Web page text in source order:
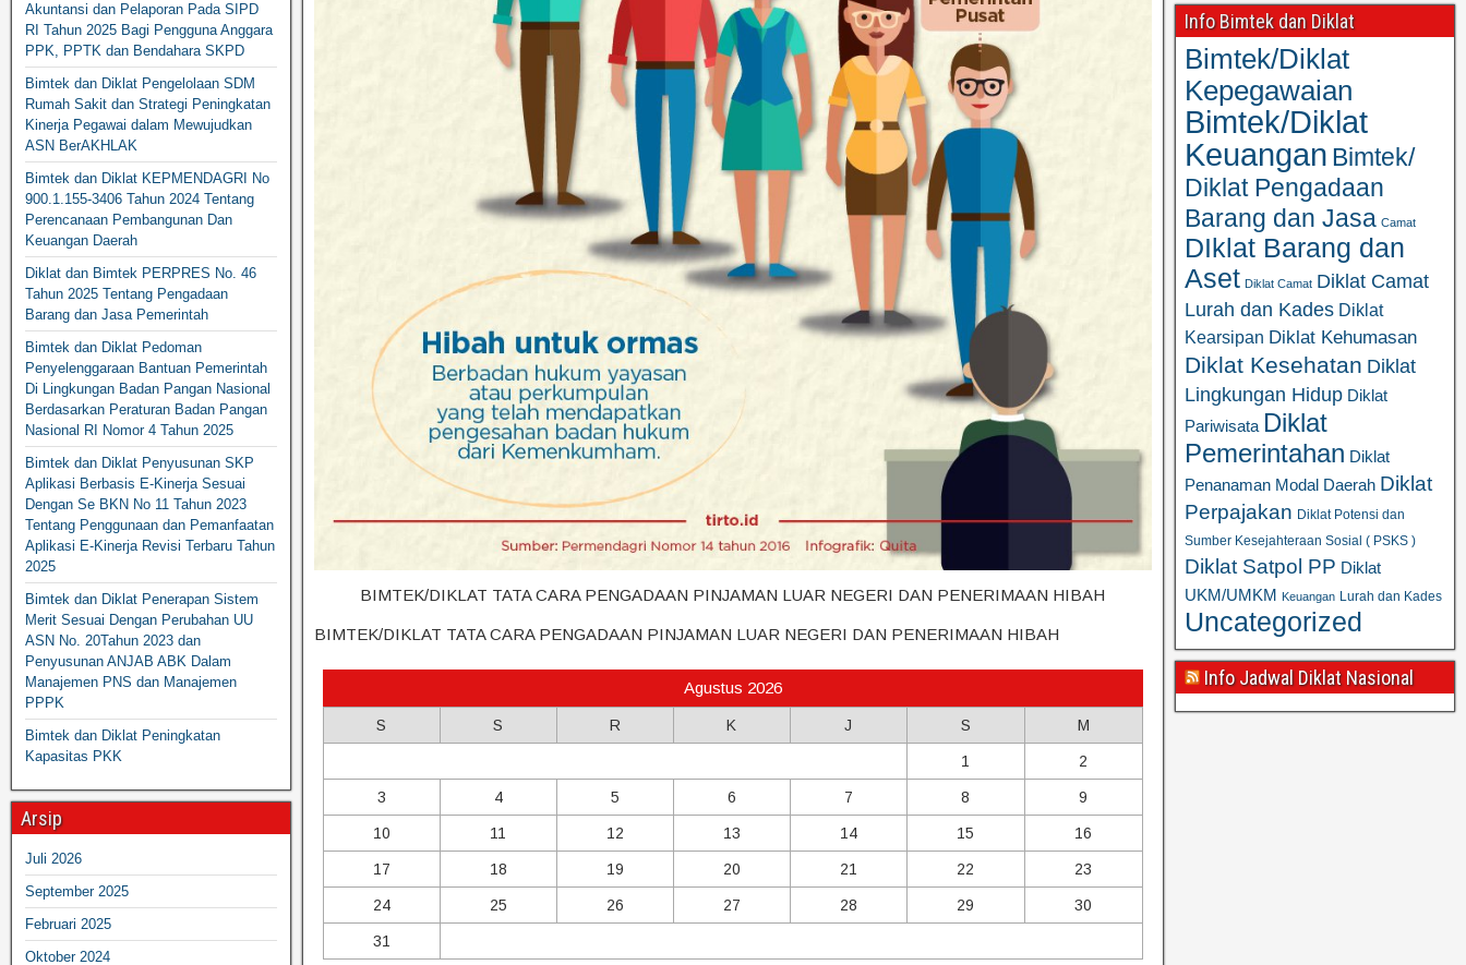
BIMTEK/DIKLAT TATA CARA PENGADAAN PINJAMAN LUAR NEGERI DAN PENERIMAAN HIBAH
BIMTEK/DIKLAT TATA CARA PENGADAAN PINJAMAN LUAR NEGERI DAN PENERIMAAN HIBAH
Agustus 2026
S S R K J S M
1 2
3 4 5 6 7 8 9
10 11 12 13 14 15 16
17 18 19 20 21 22 23
24 25 26 27 28 29 30
31
Akuntansi dan Pelaporan Pada SIPD
RI Tahun 2025 Bagi Pengguna Anggara
PPK, PPTK dan Bendahara SKPD
Bimtek dan Diklat Pengelolaan SDM
Rumah Sakit dan Strategi Peningkatan
Kinerja Pegawai dalam Mewujudkan
ASN BerAKHLAK
Bimtek dan Diklat KEPMENDAGRI No
900.1.155-3406 Tahun 2024 Tentang
Perencanaan Pembangunan Dan
Keuangan Daerah
Diklat dan Bimtek PERPRES No. 46
Tahun 2025 Tentang Pengadaan
Barang dan Jasa Pemerintah
Bimtek dan Diklat Pedoman
Penyelenggaraan Bantuan Pemerintah
Di Lingkungan Badan Pangan Nasional
Berdasarkan Peraturan Badan Pangan
Nasional RI Nomor 4 Tahun 2025
Bimtek dan Diklat Penyusunan SKP
Aplikasi Berbasis E-Kinerja Sesuai
Dengan Se BKN No 11 Tahun 2023
Tentang Penggunaan dan Pemanfaatan
Aplikasi E-Kinerja Revisi Terbaru Tahun
2025
Bimtek dan Diklat Penerapan Sistem
Merit Sesuai Dengan Perubahan UU
ASN No. 20Tahun 2023 dan
Penyusunan ANJAB ABK Dalam
Manajemen PNS dan Manajemen
PPPK
Bimtek dan Diklat Peningkatan
Kapasitas PKK
Arsip
Juli 2026
September 2025
Februari 2025
Oktober 2024
Info Bimtek dan Diklat
Bimtek/Diklat
Kepegawaian
Bimtek/Diklat
Keuangan Bimtek/
Diklat Pengadaan
Barang dan Jasa Camat
DIklat Barang dan
Aset Diklat Camat Diklat Camat
Lurah dan Kades Diklat
Kearsipan Diklat Kehumasan
Diklat Kesehatan Diklat
Lingkungan Hidup Diklat
Pariwisata Diklat
Pemerintahan Diklat
Penanaman Modal Daerah Diklat
Perpajakan Diklat Potensi dan
Sumber Kesejahteraan Sosial ( PSKS )
Diklat Satpol PP Diklat
UKM/UMKM
Keuangan Lurah dan Kades
Uncategorized
Info Jadwal Diklat Nasional